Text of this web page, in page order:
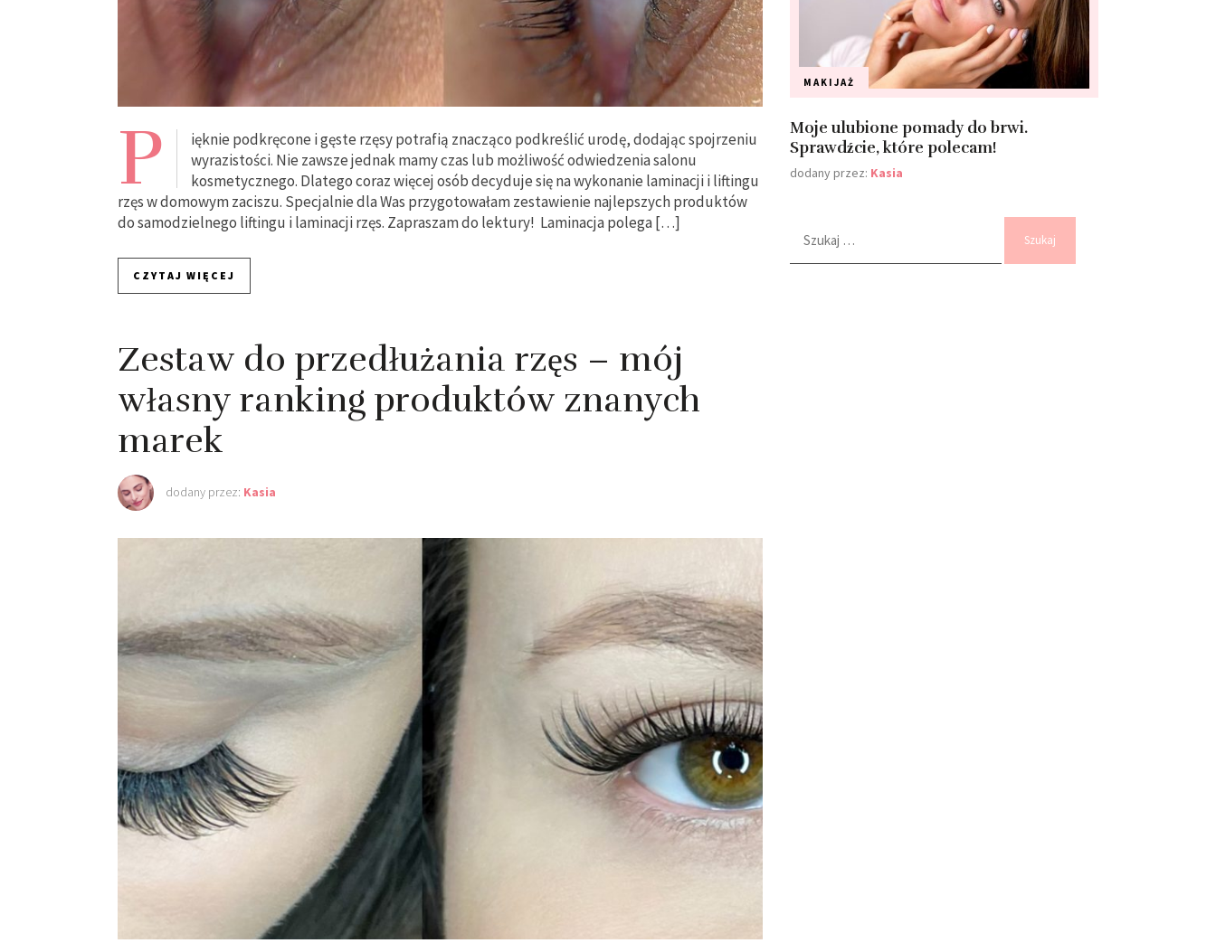
P
ięknie podkręcone i gęste rzęsy potrafią znacząco podkreślić urodę, dodając spojrzeniu
wyrazistości. Nie zawsze jednak mamy czas lub możliwość odwiedzenia salonu
kosmetycznego. Dlatego coraz więcej osób decyduje się na wykonanie laminacji i liftingu
rzęs w domowym zaciszu. Specjalnie dla Was przygotowałam zestawienie najlepszych produktów
do samodzielnego liftingu i laminacji rzęs. Zapraszam do lektury! Laminacja polega […]
CZYTAJ WIĘCEJ
Zestaw do przedłużania rzęs – mój
własny ranking produktów znanych
marek
dodany przez: Kasia
MAKIJAŻ
Moje ulubione pomady do brwi.
Sprawdźcie, które polecam!
dodany przez: Kasia